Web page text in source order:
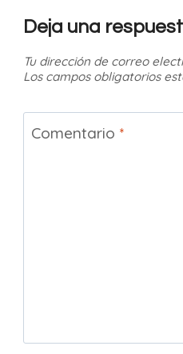
Deja una
Tu dirección de correo
Los campos obligatorios
Comentario *